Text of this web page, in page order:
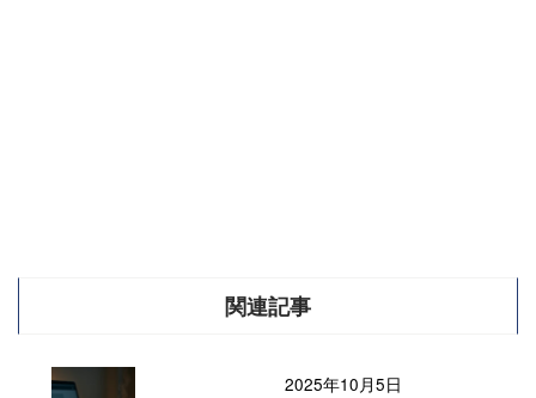
関連記事
2025年10月5日